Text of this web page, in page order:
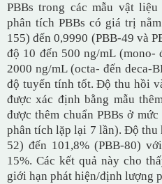
PBBs trong các mẫu vật
phân tích PBBs có giá trị
155) đến 0,9990 (PBB-49 và
độ 10 đến 500 ng/mL (mono-
2000 ng/mL (octa- đến deca-
độ tuyến tính tốt. Độ thu hồi
được xác định bằng mẫu
được thêm chuẩn PBBs ở
phân tích lặp lại 7 lần). Độ thu
52) đến 101,8% (PBB-80)
15%. Các kết quả này cho
giới hạn phát hiện/định lượng